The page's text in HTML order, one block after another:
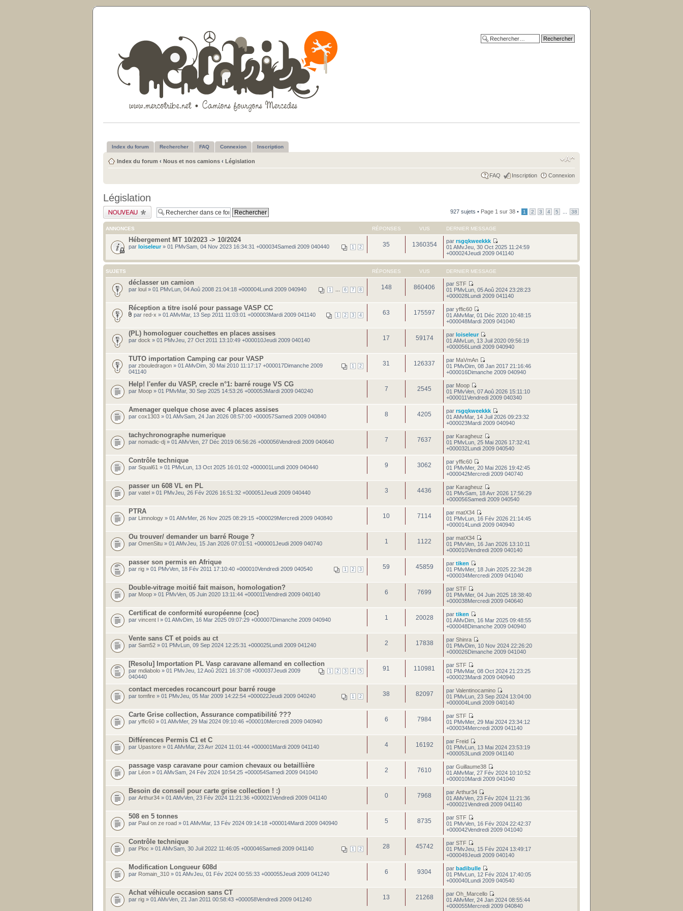
Index du forum Rechercher FAQ Connexion Inscription
Index du forum ‹ Nous et nos camions ‹ Législation
FAQ Inscription Connexion
Législation
Publier un nouveau
sujet
927 sujets • Page 1 sur 38 • 1 2 3 4 5 38
ANNONCES RÉPONSES VUS DERNIER MESSAGE
Hébergement MT 10/2023 -> 10/2024
1 2
par loiseleur» 01 PMvSam, 04 Nov 2023 16:34:31 +000034Samedi 2009 040440 35 1360354 parrsgqkweekkk
01 AMvJeu, 30 Oct 2025 11:24:59
+000024Jeudi 2009 041140
SUJETS RÉPONSES VUS DERNIER MESSAGE
déclasser un camion
1 6 7 8
par loul » 01 PMvLun, 04 Aoû 2008 21:04:18 +000004Lundi 2009 040940 148 860406 parSTF
01 PMvLun, 05 Aoû 2024 23:28:23
+000028Lundi 2009 041140
Réception a titre isolé pour passage VASP CC
1 2 3 4
par red-x » 01 AMvMar, 13 Sep 2011 11:03:01 +000003Mardi 2009 041140 63 175597 paryffic60
01 AMvMar, 01 Déc 2020 10:48:15
+000048Mardi 2009 041040
(PL) homologuer couchettes en places assises
par dock » 01 PMvJeu, 27 Oct 2011 13:10:49 +000010Jeudi 2009 040140 17 59174 parloiseleur
01 AMvLun, 13 Juil 2020 09:56:19
+000056Lundi 2009 040940
TUTO importation Camping car pour VASP
1 2
par zbouledragon » 01 AMvDim, 30 Mai 2010 11:17:17 +000017Dimanche 2009
041140
31 126337 par MaVmAn
01 PMvDim, 08 Jan 2017 21:16:46
+000016Dimanche 2009 040940
Help! l'enfer du VASP, crecle n°1: barré rouge VS CG
par Moop » 01 PMvMar, 30 Sep 2025 14:53:26 +000053Mardi 2009 040240 7 2545 par Moop
01 PMvVen, 07 Aoû 2026 15:11:10
+000011Vendredi 2009 040340
Amenager quelque chose avec 4 places assises
par cox1303 » 01 AMvSam, 24 Jan 2026 08:57:00 +000057Samedi 2009 040840 8 4205 parrsgqkweekkk
01 AMvMar, 14 Juil 2026 09:23:32
+000023Mardi 2009 040940
tachychronographe numerique
par nomadic-dj » 01 AMvVen, 27 Déc 2019 06:56:26 +000056Vendredi 2009 040640 7 7637 par Karagheuz
01 PMvLun, 25 Mai 2026 17:32:41
+000032Lundi 2009 040540
Contrôle technique
par Squal61 » 01 PMvLun, 13 Oct 2025 16:01:02 +000001Lundi 2009 040440 9 3062 paryffic60
01 PMvMer, 20 Mai 2026 19:42:45
+000042Mercredi 2009 040740
passer un 608 VL en PL
par vatel » 01 PMvJeu, 26 Fév 2026 16:51:32 +000051Jeudi 2009 040440 3 4436 par Karagheuz
01 PMvSam, 18 Avr 2026 17:56:29
+000056Samedi 2009 040540
PTRA
par Limnology » 01 AMvMer, 26 Nov 2025 08:29:15 +000029Mercredi 2009 040840 10 7114 parmatX34
01 PMvLun, 16 Fév 2026 21:14:45
+000014Lundi 2009 040940
Ou trouver/ demander un barré Rouge ?
par OmenSitu » 01 AMvJeu, 15 Jan 2026 07:01:51 +000001Jeudi 2009 040740 1 1122 parmatX34
01 PMvVen, 16 Jan 2026 13:10:11
+000010Vendredi 2009 040140
passer son permis en Afrique
1 2 3
par rig » 01 PMvVen, 18 Fév 2011 17:10:40 +000010Vendredi 2009 040540 59 45859 partiken
01 PMvMer, 18 Juin 2025 22:34:28
+000034Mercredi 2009 041040
Double-vitrage moitié fait maison, homologation?
par Moop » 01 PMvVen, 05 Juin 2020 13:11:44 +000011Vendredi 2009 040140 6 7699 parSTF
01 PMvMer, 04 Juin 2025 18:38:40
+000038Mercredi 2009 040640
Certificat de conformité européenne (coc)
par vincent l » 01 AMvDim, 16 Mar 2025 09:07:29 +000007Dimanche 2009 040940 1 20028 partiken
01 AMvDim, 16 Mar 2025 09:48:55
+000048Dimanche 2009 040940
Vente sans CT et poids au ct
par Sam52 » 01 PMvLun, 09 Sep 2024 12:25:31 +000025Lundi 2009 041240 2 17838 parShinra
01 PMvDim, 10 Nov 2024 22:26:20
+000026Dimanche 2009 041040
[Resolu] Importation PL Vasp caravane allemand en collection
1 2 3 4 5
par mdiabolo » 01 PMvJeu, 12 Aoû 2021 16:37:08 +000037Jeudi 2009
040440
91 110981 parSTF
01 PMvMar, 08 Oct 2024 21:23:25
+000023Mardi 2009 040940
contact mercedes rocancourt pour barré rouge
1 2
par tomfire » 01 PMvJeu, 05 Mar 2009 14:22:54 +000022Jeudi 2009 040240 38 82097 parValentinocamino
01 PMvLun, 23 Sep 2024 13:04:00
+000004Lundi 2009 040140
Carte Grise collection, Assurance compatibilité ???
par yffic60 » 01 AMvMer, 29 Mai 2024 09:10:46 +000010Mercredi 2009 040940 6 7984 parSTF
01 PMvMer, 29 Mai 2024 23:34:12
+000034Mercredi 2009 041140
Différences Permis C1 et C
par Upastore » 01 AMvMar, 23 Avr 2024 11:01:44 +000001Mardi 2009 041140 4 16192 par Freid
01 PMvLun, 13 Mai 2024 23:53:19
+000053Lundi 2009 041140
passage vasp caravane pour camion chevaux ou betaillière
par Léon » 01 AMvSam, 24 Fév 2024 10:54:25 +000054Samedi 2009 041040 2 7610 parGuillaume38
01 AMvMar, 27 Fév 2024 10:10:52
+000010Mardi 2009 041040
Besoin de conseil pour carte grise collection ! :)
par Arthur34 » 01 AMvVen, 23 Fév 2024 11:21:36 +000021Vendredi 2009 041140 0 7968 parArthur34
01 AMvVen, 23 Fév 2024 11:21:36
+000021Vendredi 2009 041140
508 en 5 tonnes
par Paul on ze road » 01 AMvMar, 13 Fév 2024 09:14:18 +000014Mardi 2009 040940 5 8735 parSTF
01 PMvVen, 16 Fév 2024 22:42:37
+000042Vendredi 2009 041040
Contrôle technique
1 2
par Ploc » 01 AMvSam, 30 Juil 2022 11:46:05 +000046Samedi 2009 041140 28 45742 parSTF
01 PMvJeu, 15 Fév 2024 13:49:17
+000049Jeudi 2009 040140
Modification Longueur 608d
par Romain_310 » 01 AMvJeu, 01 Fév 2024 00:55:33 +000055Jeudi 2009 041240 6 9304 parbadibulle
01 PMvLun, 12 Fév 2024 17:40:05
+000040Lundi 2009 040540
Achat véhicule occasion sans CT
par rig » 01 AMvVen, 21 Jan 2011 00:58:43 +000058Vendredi 2009 041240 13 21268 parOh_Marcello
01 AMvMer, 24 Jan 2024 08:55:44
+000055Mercredi 2009 040840